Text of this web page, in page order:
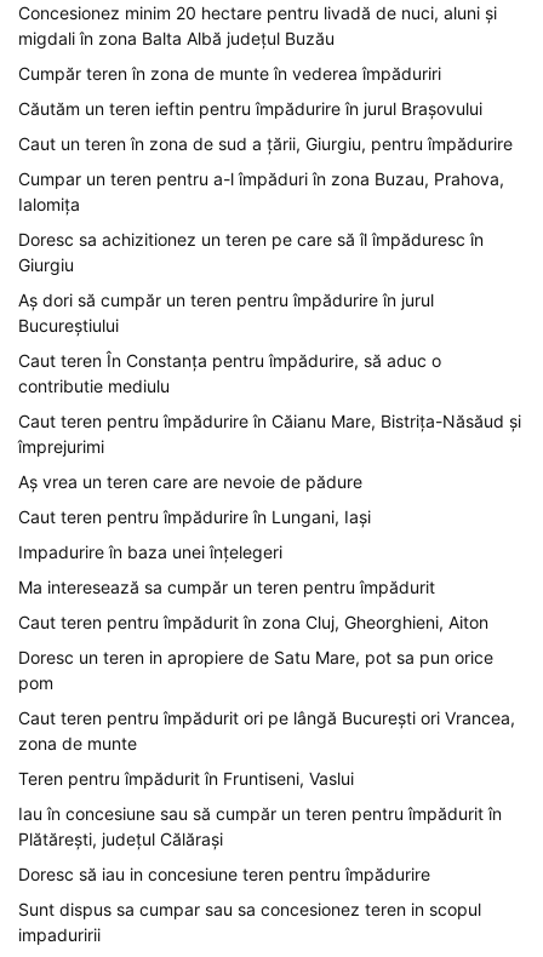
Concesionez minim 20 hectare pentru livadă de nuci, aluni și
migdali în zona Balta Albă județul Buzău
Cumpăr teren în zona de munte în vederea împăduriri
Căutăm un teren ieftin pentru împădurire în jurul Brașovului
Caut un teren în zona de sud a țării, Giurgiu, pentru împădurire
Cumpar un teren pentru a-l împăduri în zona Buzau, Prahova,
Ialomița
Doresc sa achizitionez un teren pe care să îl împăduresc în
Giurgiu
Aș dori să cumpăr un teren pentru împădurire în jurul
Bucureștiului
Caut teren În Constanța pentru împădurire, să aduc o
contributie mediulu
Caut teren pentru împădurire în Căianu Mare, Bistrița-Năsăud și
împrejurimi
Aș vrea un teren care are nevoie de pădure
Caut teren pentru împădurire în Lungani, Iași
Impadurire în baza unei înțelegeri
Ma interesează sa cumpăr un teren pentru împădurit
Caut teren pentru împădurit în zona Cluj, Gheorghieni, Aiton
Doresc un teren in apropiere de Satu Mare, pot sa pun orice
pom
Caut teren pentru împădurit ori pe lângă București ori Vrancea,
zona de munte
Teren pentru împădurit în Fruntiseni, Vaslui
Iau în concesiune sau să cumpăr un teren pentru împădurit în
Plătărești, județul Călărași
Doresc să iau in concesiune teren pentru împădurire
Sunt dispus sa cumpar sau sa concesionez teren in scopul
impaduririi